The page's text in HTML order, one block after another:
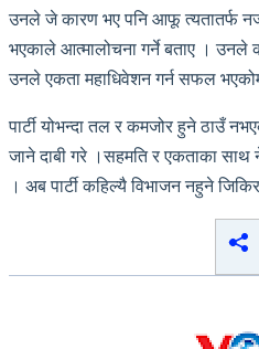
उनले जे कारण भए पनि आफू त्यतातर्फ
भएकाले आत्मालोचना गर्ने बताए । उनले
उनले एकता महाधिवेशन गर्न सफल
पार्टी योभन्दा तल र कमजोर हुने ठाउँ
जाने दाबी गरे ।सहमति र एकताका
। अब पार्टी कहिल्यै विभाजन नहुने